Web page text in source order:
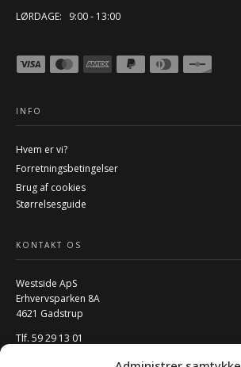
LØRDAGE: 9:00 - 13:00
INFO
Hvem er vi?
Forretningsbetingelser
Brug af cookies
Størrelsesguide
KONTAKT OS
Westside ApS
Erhvervsparken 8A
4621 Gadstrup
Tlf. 59 29 13 01